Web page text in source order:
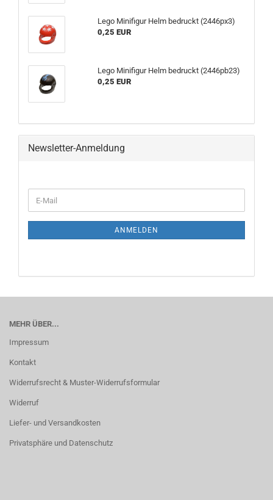
Lego Minifigur Helm bedruckt (2446px3)
0,25 EUR
Lego Minifigur Helm bedruckt (2446pb23)
0,25 EUR
Newsletter-Anmeldung
ANMELDEN
MEHR ÜBER...
Impressum
Kontakt
Widerrufsrecht & Muster-Widerrufsformular
Widerruf
Liefer- und Versandkosten
Privatsphäre und Datenschutz